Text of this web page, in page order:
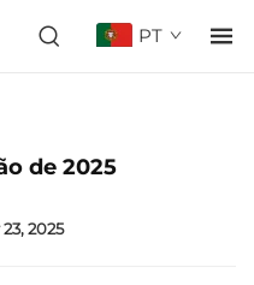
PT
de 2025
2025